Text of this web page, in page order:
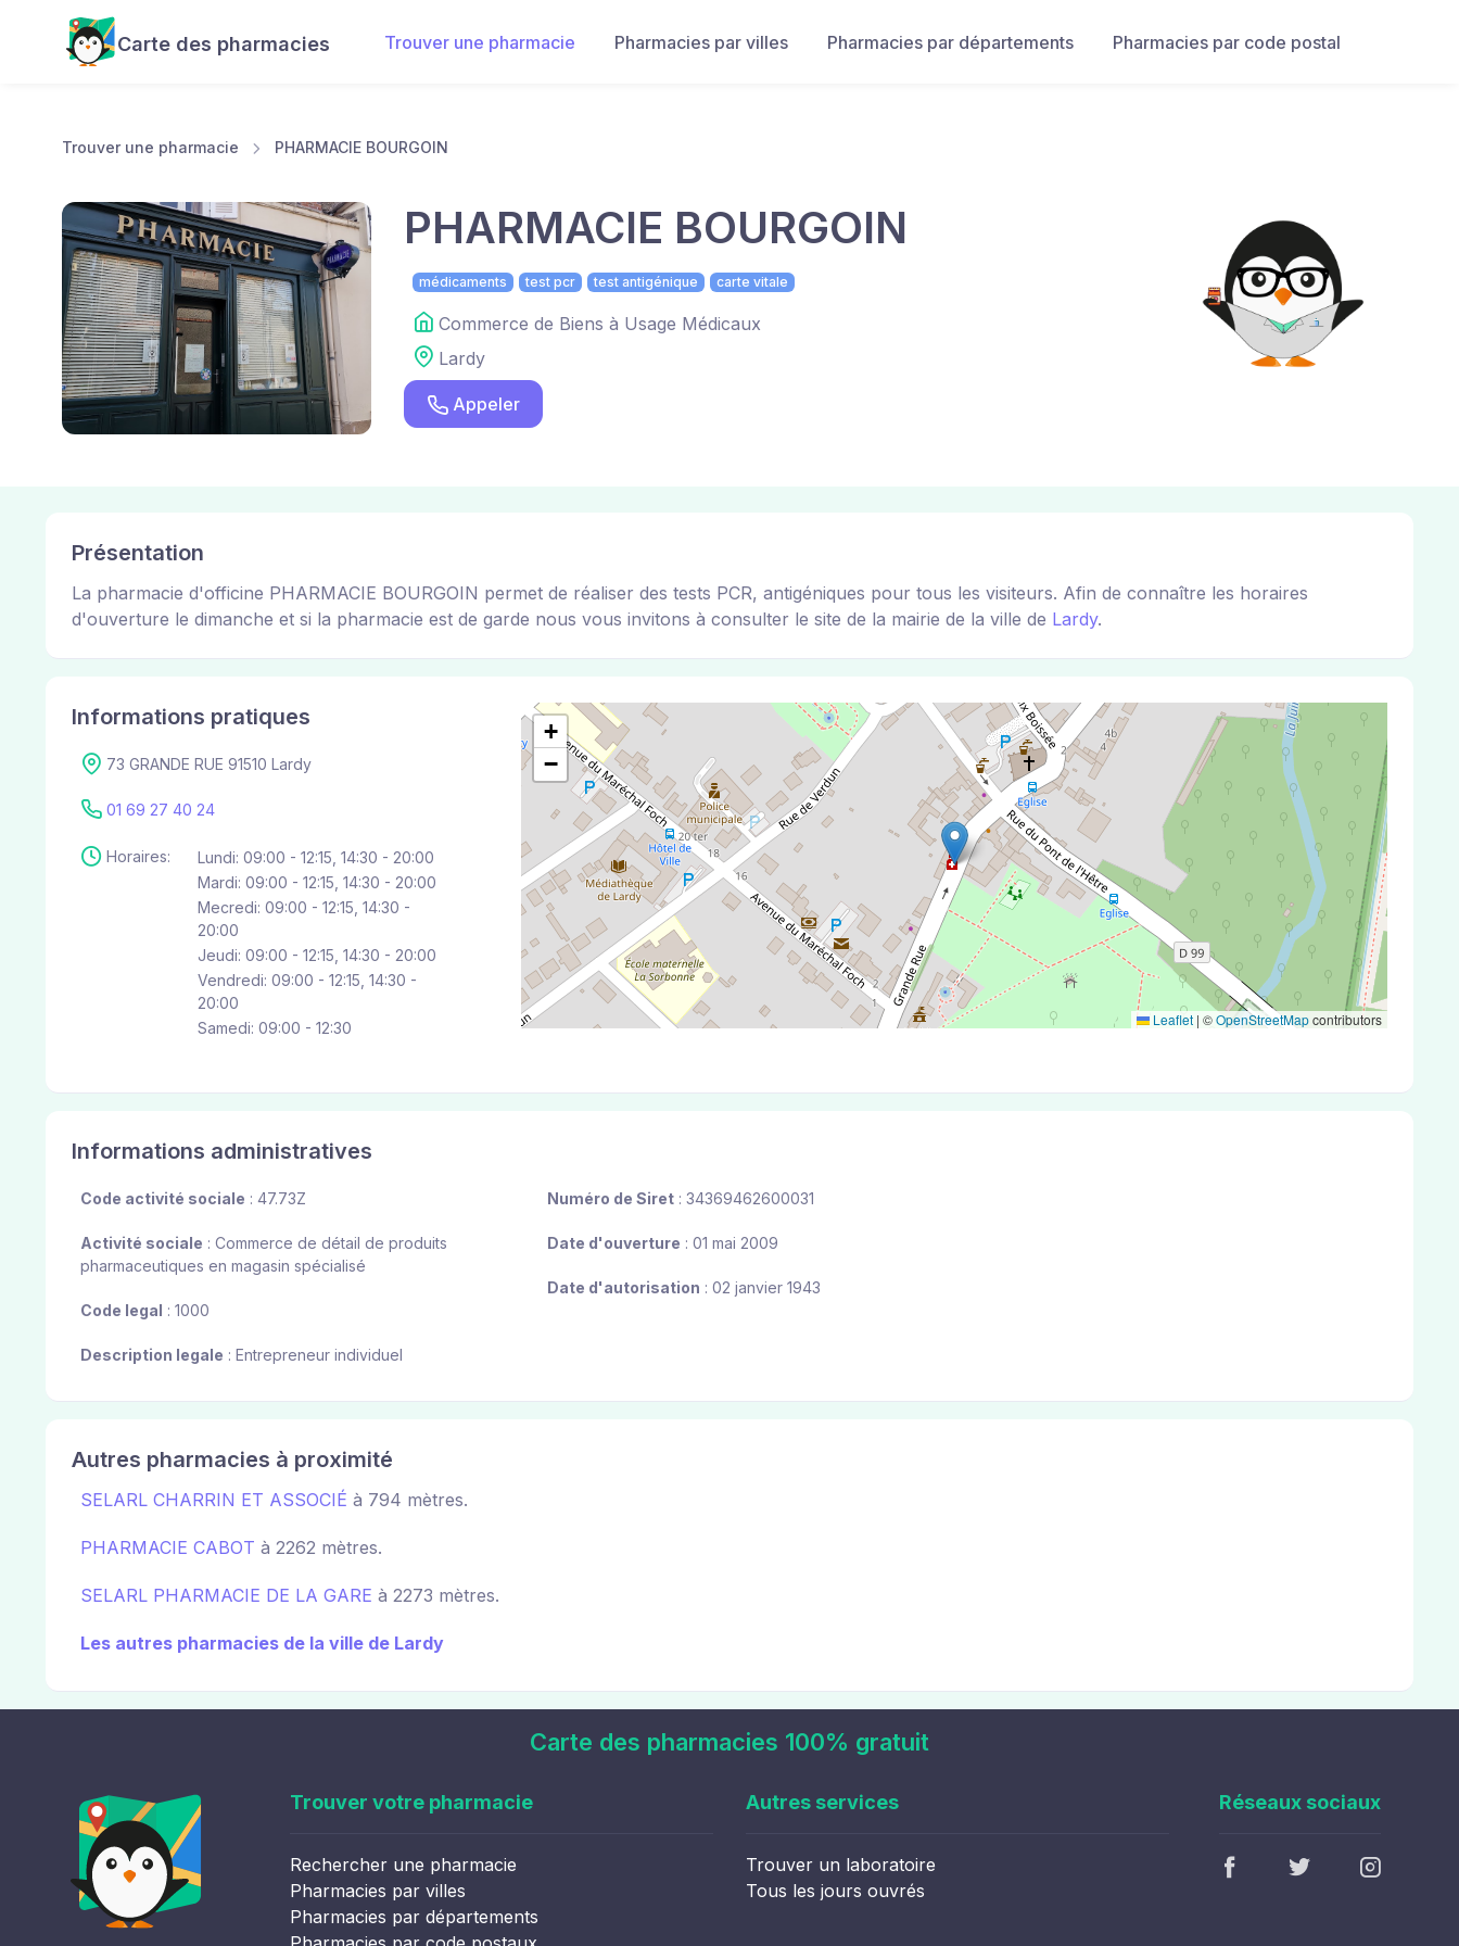
Carte des pharmacies Trouver une pharmacie Pharmacies par villes Pharmacies par départements Pharmacies par code postal
Trouver une pharmacie PHARMACIE BOURGOIN
PHARMACIE BOURGOIN
médicaments test pcr test antigénique carte vitale
Commerce de Biens à Usage Médicaux
Lardy
Appeler
Présentation
La pharmacie d'officine PHARMACIE BOURGOIN permet de réaliser des tests PCR, antigéniques pour tous les visiteurs. Afin de connaître les horaires
d'ouverture le dimanche et si la pharmacie est de garde nous vous invitons à consulter le site de la mairie de la ville de Lardy.
Informations pratiques
73 GRANDE RUE 91510 Lardy
01 69 27 40 24
Horaires:
Lundi: 09:00 - 12:15, 14:30 - 20:00
Mardi: 09:00 - 12:15, 14:30 - 20:00
Mecredi: 09:00 - 12:15, 14:30 -
20:00
Jeudi: 09:00 - 12:15, 14:30 - 20:00
Vendredi: 09:00 - 12:15, 14:30 -
20:00
Samedi: 09:00 - 12:30
+
−
Leaflet | ©OpenStreetMapcontributors
Informations administratives
Code activité sociale : 47.73Z
Activité sociale : Commerce de détail de produits
pharmaceutiques en magasin spécialisé
Code legal : 1000
Description legale : Entrepreneur individuel
Numéro de Siret : 34369462600031
Date d'ouverture : 01 mai 2009
Date d'autorisation : 02 janvier 1943
Autres pharmacies à proximité
SELARL CHARRIN ET ASSOCIÉ à 794 mètres.
PHARMACIE CABOT à 2262 mètres.
SELARL PHARMACIE DE LA GARE à 2273 mètres.
Les autres pharmacies de la ville de Lardy
Carte des pharmacies 100% gratuit
Trouver votre pharmacie
Rechercher une pharmacie
Pharmacies par villes
Pharmacies par départements
Autres services
Trouver un laboratoire
Tous les jours ouvrés
Réseaux sociaux